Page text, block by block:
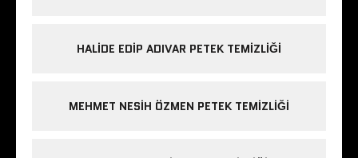
HALIDE EDIP ADIVAR PETEK TEMIZLIĞI
MEHMET NESIH ÖZMEN PETEK TEMIZLIĞI